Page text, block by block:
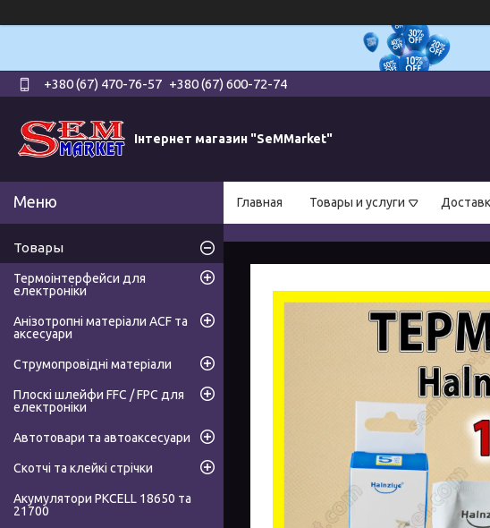
+380 (67) 470-76-57 +380 (67) 600-72-74
Інтернет магазин "SeMMarket"
Главная Товары и услуги
Товары
Термоінтерфейси для
електроніки
Анізотропні матеріали ACF та
аксесуари
Струмопровідні матеріали
Плоскі шлейфи FFC / FPC для
електроніки
Автотовари та автоаксесуари
Скотчі та клейкі стрічки
Акумулятори PKCELL 18650 та
21700